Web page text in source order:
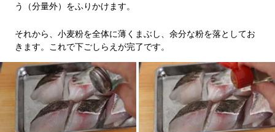
う（分量外）をふりかけます。
それから、小麦粉を全体に薄くまぶし、余分な粉を落としてお
きます。これで下ごしらえが完了です。